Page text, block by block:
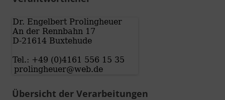
Übersicht der Verarbeitungen